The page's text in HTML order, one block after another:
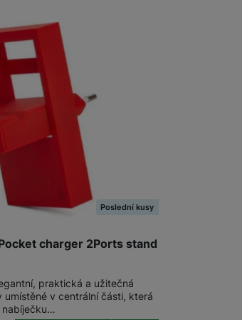
a podložky pod myš
Nabíječky
do auta
nabíječky
k chytrým hodinkám
nabíječky (230 V)
stojánky
pro Apple Watch
pro AirPods
charger 2Ports stand
Poslední kusy
praktická a užitečná
umístěné v centrální části, která
nabíječku…